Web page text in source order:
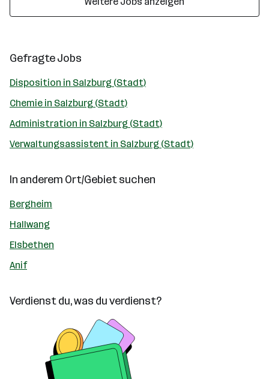
Gefragte Jobs
Disposition in Salzburg (Stadt)
Chemie in Salzburg (Stadt)
Administration in Salzburg (Stadt)
Verwaltungsassistent in Salzburg (Stadt)
In anderem Ort/Gebiet suchen
Bergheim
Hallwang
Elsbethen
Anif
Verdienst du, was du verdienst?